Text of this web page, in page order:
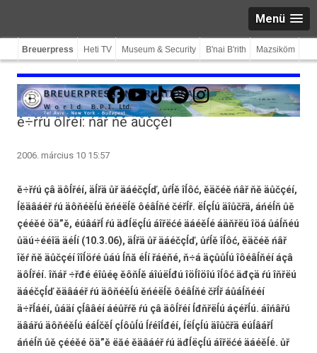
Menü
Breuerpress Heti TV Museum & Security B'nai B'rith Mazsiköm
Facebook
YouTube
TikTokSpotifyInstagram
ě÷řŕú ôĺřéí: ńâř ňě äůčçéí
2006. március 10 15:57
ě÷řŕú çâ äôĺřéí, äĺřä ůř äáéčçĺď, ůŕĺě îĺôć, ěäčéě ńâř ňě äůčçéí,
ĺěäâáéř ŕú äôňéěĺú ěńéëĺě ôéâĺňé čéřĺř. ëĺçĺú äîůčřä, áńéĺň ůě
çééěé öä”ě, éúâářĺ ŕú äđĺëçĺú áîřëćé äáéěĺé áäňřëú îöá ůáĺňéú
ůäú÷ééîä äéĺí (10.3.06), äĺřä ůř äáéčçĺď, ůŕĺě îĺôć, ěäčéě ńâř
îěŕ ňě äůčçéí îîĺöŕé ůáú ĺňă éĺí řáéňé, ň÷á äçůůĺú îôéâĺňéí áçâ
äôĺřéí. îňář ÷řđé éîůéę ěôňĺě áîúëĺđú îöĺîöîú îĺôć äđçä ŕú îňřëú
äáéčçĺď ěäâáéř ŕú äôňéěĺú ěńéëĺě ôéâĺňé čřĺř áůáĺňééí
ä÷řĺáéí, ůáäí çĺââéí áéůřŕě ŕú çâ äôĺřéí ĺđňřëĺú áçéřĺú. áîńâřú
äâářú äôňéěĺú éáĺčěĺ çĺôůĺú ĺŕéîĺđéí, ĺëĺçĺú äîůčřä éúĺâářĺ
áńéĺň ůě çééěé öä”ě ëăé ěäâáéř ŕú äđĺëçĺú áîřëćé äáéěĺé. ůř